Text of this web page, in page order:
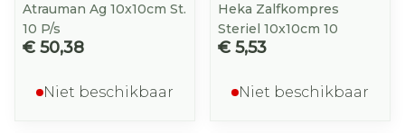
Atrauman Ag 10x10cm St.
10 P/s
€ 50,38
Niet beschikbaar
Heka Zalfkompres
Steriel 10x10cm 10
€ 5,53
Niet beschikbaar